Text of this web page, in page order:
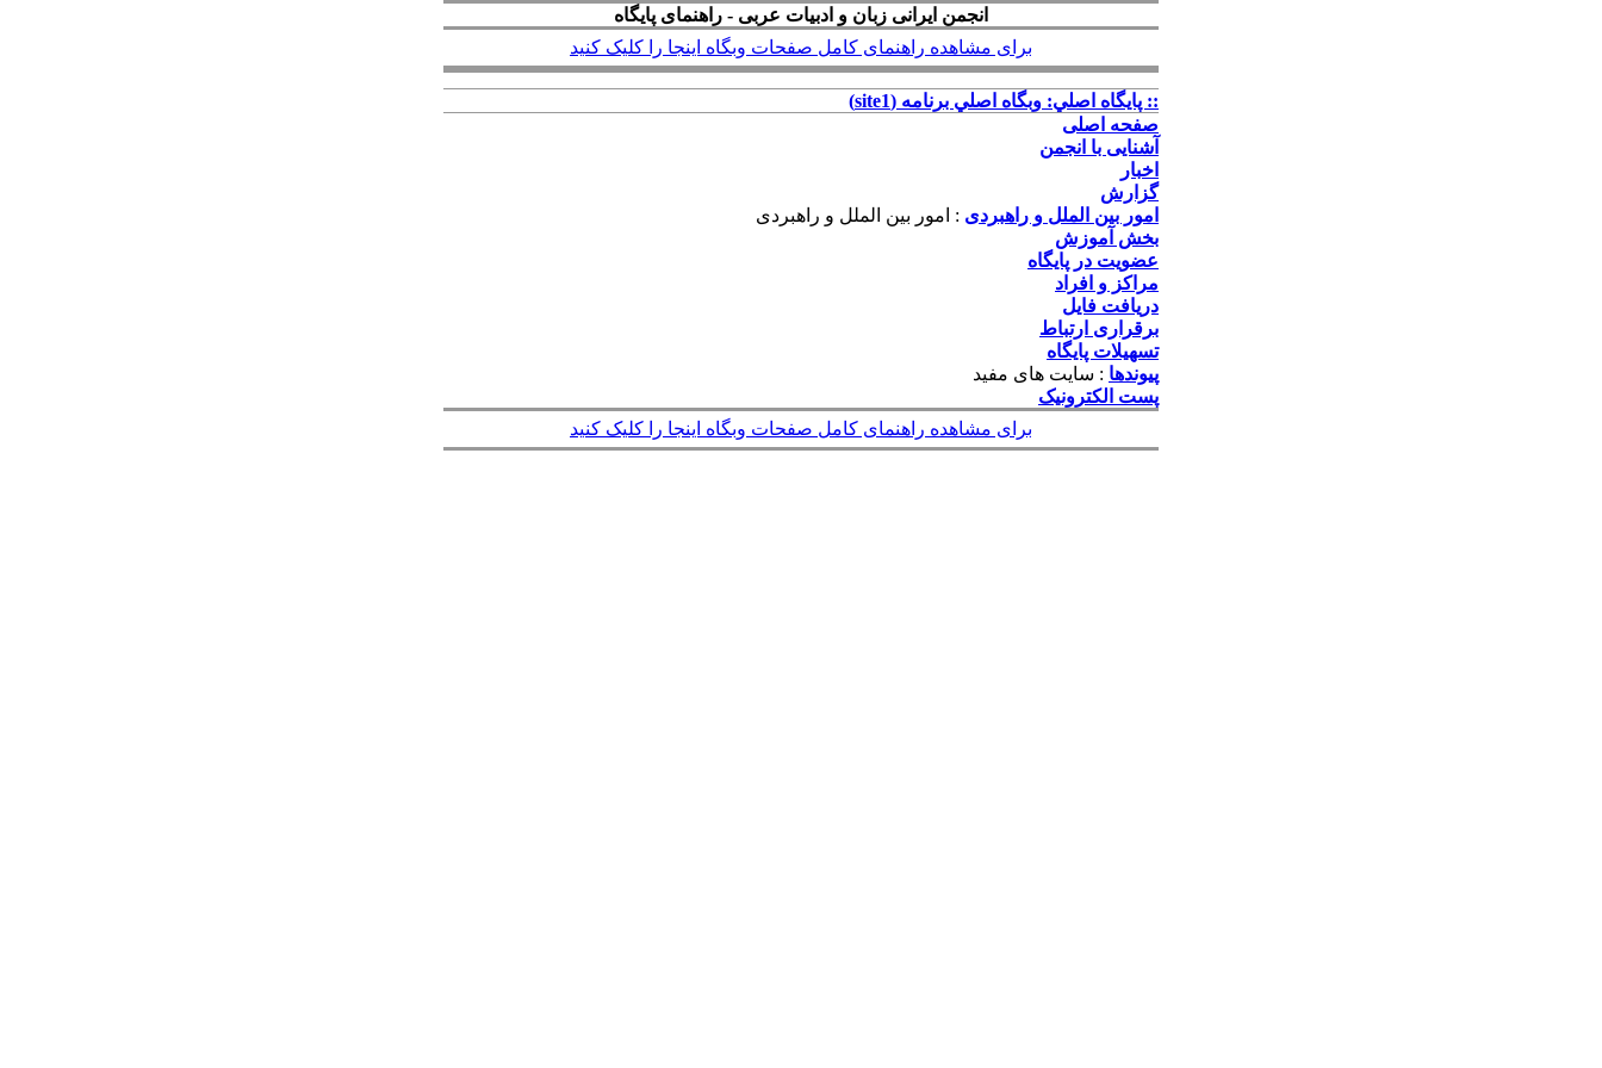
انجمن ایرانی زبان و ادبیات عربی - راهنمای پایگاه
برای مشاهده راهنمای کامل صفحات وبگاه اینجا را کلیک کنید
:: پايگاه اصلي: وبگاه اصلي برنامه (site1)
صفحه اصلی
آشنایی با انجمن
اخبار
گزارش
امور بین الملل و راهبردی : امور بین الملل و راهبردی
بخش آموزش
عضویت در پایگاه
مراکز و افراد
دریافت فایل
برقراری ارتباط
تسهیلات پایگاه
پیوندها : سایت های مفید
پست الکترونیک
برای مشاهده راهنمای کامل صفحات وبگاه اینجا را کلیک کنید